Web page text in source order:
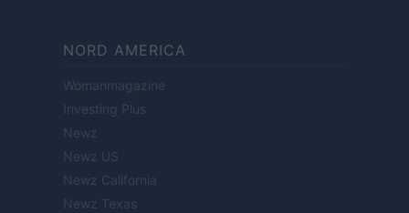
NORD AMERICA
Womanmagazine
Investing Plus
Newz
Newz US
Newz California
Newz Texas